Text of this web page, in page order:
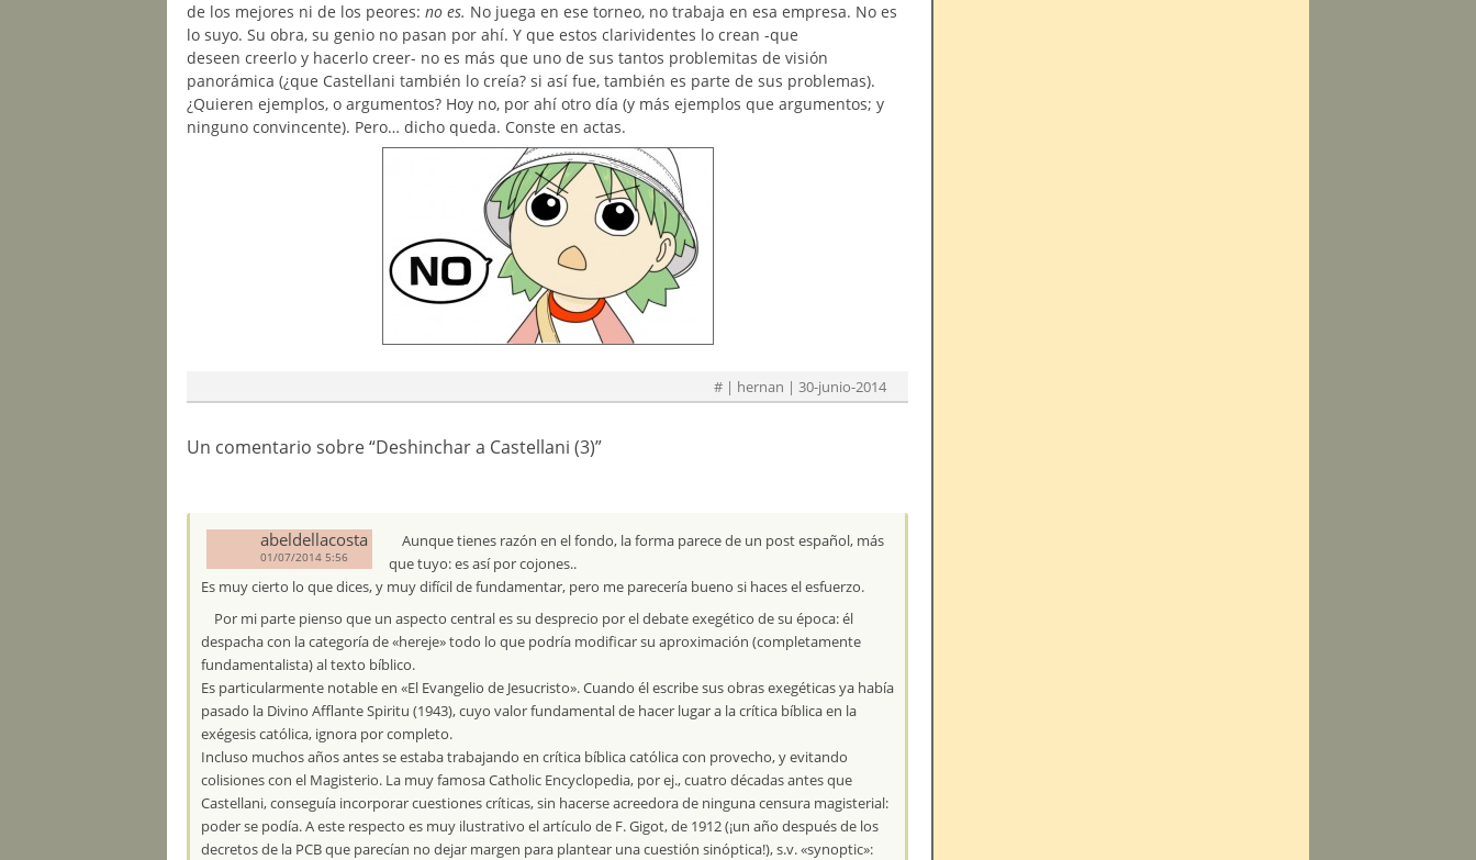
de los mejores ni de los peores: no es. No juega en ese torneo, no trabaja en esa empresa. No es
lo suyo. Su obra, su genio no pasan por ahí. Y que estos clarividentes lo crean -que
deseen creerlo y hacerlo creer- no es más que uno de sus tantos problemitas de visión
panorámica (¿que Castellani también lo creía? si así fue, también es parte de sus problemas).
¿Quieren ejemplos, o argumentos? Hoy no, por ahí otro día (y más ejemplos que argumentos; y
ninguno convincente). Pero… dicho queda. Conste en actas.
# | hernan | 30-junio-2014
Un comentario sobre “Deshinchar a Castellani (3)”
abeldellacosta
01/07/2014 5:56
Aunque tienes razón en el fondo, la forma parece de un post español, más
que tuyo: es así por cojones..
Es muy cierto lo que dices, y muy difícil de fundamentar, pero me parecería bueno si haces el esfuerzo.
Por mi parte pienso que un aspecto central es su desprecio por el debate exegético de su época: él
despacha con la categoría de «hereje» todo lo que podría modificar su aproximación (completamente
fundamentalista) al texto bíblico.
Es particularmente notable en «El Evangelio de Jesucristo». Cuando él escribe sus obras exegéticas ya había
pasado la Divino Afflante Spiritu (1943), cuyo valor fundamental de hacer lugar a la crítica bíblica en la
exégesis católica, ignora por completo.
Incluso muchos años antes se estaba trabajando en crítica bíblica católica con provecho, y evitando
colisiones con el Magisterio. La muy famosa Catholic Encyclopedia, por ej., cuatro décadas antes que
Castellani, conseguía incorporar cuestiones críticas, sin hacerse acreedora de ninguna censura magisterial:
poder se podía. A este respecto es muy ilustrativo el artículo de F. Gigot, de 1912 (¡un año después de los
decretos de la PCB que parecían no dejar margen para plantear una cuestión sinóptica!), s.v. «synoptic»: